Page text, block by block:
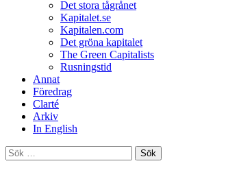
Det stora tågrånet
Kapitalet.se
Kapitalen.com
Det gröna kapitalet
The Green Capitalists
Rusningstid
Annat
Föredrag
Clarté
Arkiv
In English
Sök
efter: